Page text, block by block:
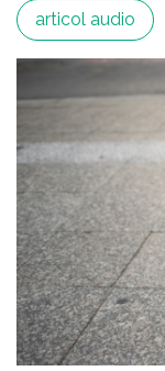
articol audio